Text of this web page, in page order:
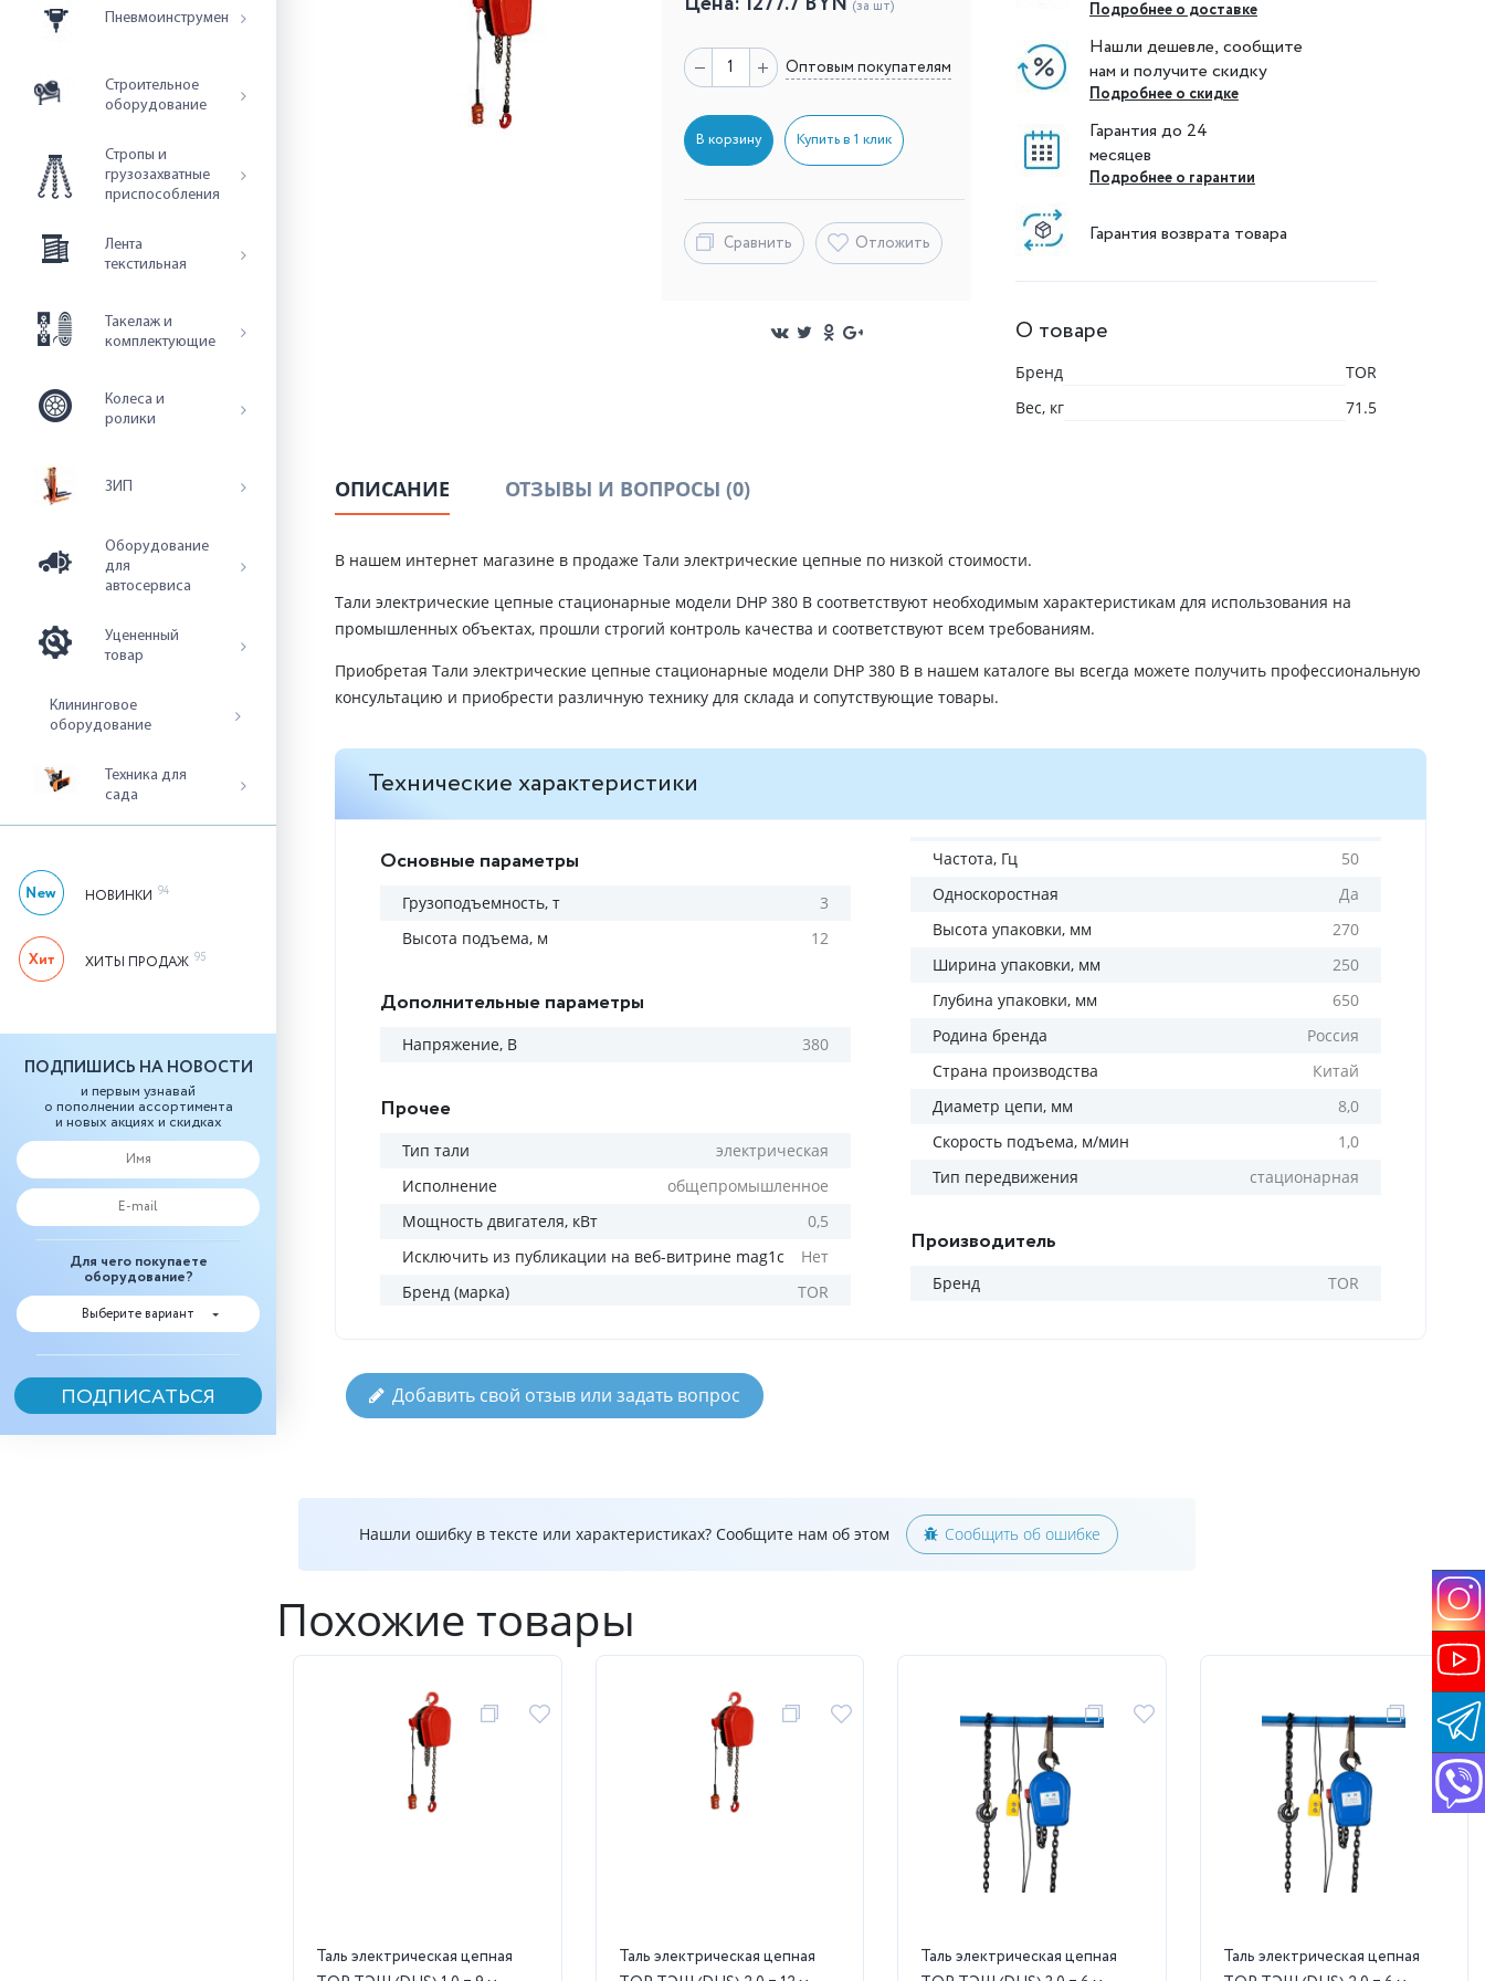
Пневмоинструмент
Строительное
оборудование
Стропы и
грузозахватные
приспособления
Лента
текстильная
Такелаж и
комплектующие
Колеса и
ролики
ЗИП
Оборудование
для
автосервиса
Уцененный
товар
Клининговое
оборудование
Техника для
сада
НОВИНКИ 94
ХИТЫ ПРОДАЖ 95
ПОДПИШИСЬ НА НОВОСТИ
и первым узнавай
о пополнении ассортимента
и новых акциях и скидках
Для чего покупаете
оборудование?
Выберите вариант
(за шт)
Оптовым покупателям
В корзину Купить в 1 клик
Сравнить Отложить
Подробнее о доставке
Нашли дешевле, сообщите
нам и получите скидку
Подробнее о скидке
Гарантия до 24
месяцев
Подробнее о гарантии
Гарантия возврата товара
О товаре
Бренд
TOR
Вес, кг
71.5
ОПИСАНИЕ ОТЗЫВЫ И ВОПРОСЫ (0)
В нашем интернет магазине в продаже Тали электрические цепные по низкой стоимости.
Тали электрические цепные стационарные модели DHP 380 В соответствуют необходимым характеристикам для использования на
промышленных объектах, прошли строгий контроль качества и соответствуют всем требованиям.
Приобретая Тали электрические цепные стационарные модели DHP 380 В в нашем каталоге вы всегда можете получить профессиональную
консультацию и приобрести различную технику для склада и сопутствующие товары.
Технические характеристики
Основные параметры
Грузоподъемность, т
3
Высота подъема, м
12
Дополнительные параметры
Напряжение, В 380
Прочее
Тип тали
электрическая
Исполнение
общепромышленное
Мощность двигателя, кВт
0,5
Исключить из публикации на веб-витрине mag1c
Нет
Бренд (марка)
TOR
Частота, Гц
50
Односкоростная
Да
Высота упаковки, мм
270
Ширина упаковки, мм
250
Глубина упаковки, мм
650
Родина бренда
Россия
Страна производства
Китай
Диаметр цепи, мм
8,0
Скорость подъема, м/мин
1,0
Тип передвижения
стационарная
Производитель
Бренд TOR
Добавить свой отзыв или задать вопрос
Нашли ошибку в тексте или характеристиках? Сообщите нам об этом Сообщить об ошибке
Похожие товары
Таль электрическая цепная
Таль электрическая цепная
Таль электрическая цепная
Таль электрическая цепная